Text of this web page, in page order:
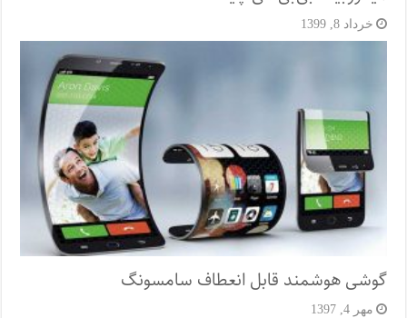
خرداد 8, 1399
گوشی هوشمند قابل انعطاف سامسونگ
مهر 4, 1397